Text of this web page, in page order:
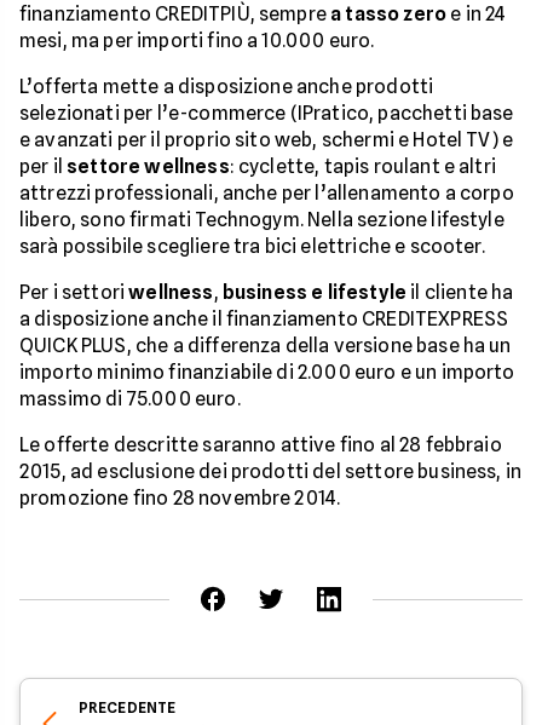
finanziamento CREDITPIÙ, sempre a tasso zero e in 24
mesi, ma per importi fino a 10.000 euro.
L’offerta mette a disposizione anche prodotti
selezionati per l’e-commerce (IPratico, pacchetti base
e avanzati per il proprio sito web, schermi e Hotel TV) e
per il settore wellness: cyclette, tapis roulant e altri
attrezzi professionali, anche per l’allenamento a corpo
libero, sono firmati Technogym. Nella sezione lifestyle
sarà possibile scegliere tra bici elettriche e scooter.
Per i settoriwellness, business e lifestyle il cliente ha
a disposizione anche il finanziamento CREDITEXPRESS
QUICK PLUS, che a differenza della versione base ha un
importo minimo finanziabile di 2.000 euro e un importo
massimo di 75.000 euro.
Le offerte descritte saranno attive fino al 28 febbraio
2015, ad esclusione dei prodotti del settore business, in
promozione fino 28 novembre 2014.
PRECEDENTE